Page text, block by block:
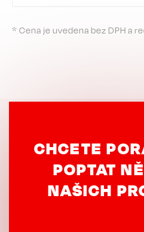
* Cena je uvedena bez DPH a
CHCETE
POPTAT
NAŠICH